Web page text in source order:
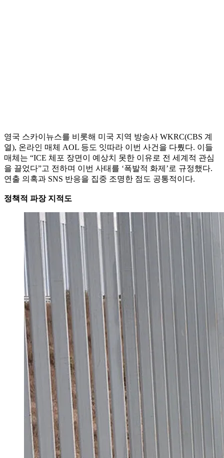
영국 스카이뉴스를 비롯해 미국 지역 방송사 WKRC(CBS 계
열), 온라인 매체 AOL 등도 잇따라 이번 사건을 다뤘다. 이들
매체는 “ICE 체포 장면이 예상치 못한 이유로 전 세계적 관심
을 끌었다”고 전하며 이번 사태를 ‘폭발적 화제’로 규정했다.
연출 의혹과 SNS 반응을 집중 조명한 점도 공통적이다.
정책적 파장 지적도